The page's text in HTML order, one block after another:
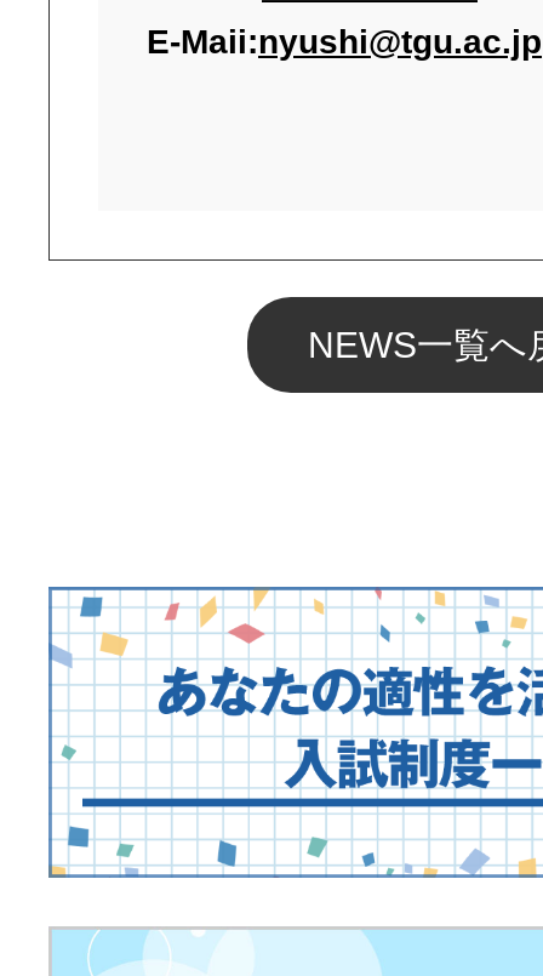
E-Maii:nyushi@tgu.ac.jp
NEWS一覧へ